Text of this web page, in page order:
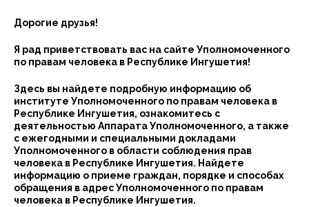
Дорогие друзья!
Я рад приветствовать вас на сайте Уполномоченного
по правам человека в Республике Ингушетия!
Здесь вы найдете подробную информацию об
институте Уполномоченного по правам человека в
Республике Ингушетия, ознакомитесь с
деятельностью Аппарата Уполномоченного, а также
с ежегодными и специальными докладами
Уполномоченного в области соблюдения прав
человека в Республике Ингушетия. Найдете
информацию о приеме граждан, порядке и способах
обращения в адрес Уполномоченного по правам
человека в Республике Ингушетия.